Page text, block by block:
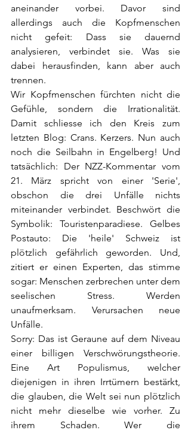
aneinander vorbei. Davor sind
allerdings auch die Kopfmenschen
nicht gefeit: Dass sie dauernd
analysieren, verbindet sie. Was sie
dabei herausfinden, kann aber auch
trennen.
Wir Kopfmenschen fürchten nicht die
Gefühle, sondern die Irrationalität.
Damit schliesse ich den Kreis zum
letzten Blog: Crans. Kerzers. Nun auch
noch die Seilbahn in Engelberg! Und
tatsächlich: Der NZZ-Kommentar vom
21. März spricht von einer 'Serie',
obschon die drei Unfälle nichts
miteinander verbindet. Beschwört die
Symbolik: Touristenparadiese. Gelbes
Postauto: Die 'heile' Schweiz ist
plötzlich gefährlich geworden. Und,
zitiert er einen Experten, das stimme
sogar: Menschen zerbrechen unter dem
seelischen Stress. Werden
unaufmerksam. Verursachen neue
Unfälle.
Sorry: Das ist Geraune auf dem Niveau
einer billigen Verschwörungstheorie.
Eine Art Populismus, welcher
diejenigen in ihren Irrtümern bestärkt,
die glauben, die Welt sei nun plötzlich
nicht mehr dieselbe wie vorher. Zu
ihrem Schaden. Wer die